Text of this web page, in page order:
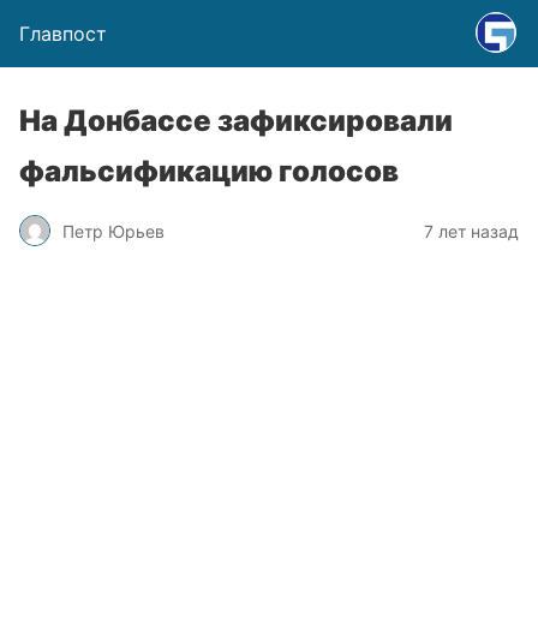
Главпост
На Донбассе зафиксировали
фальсификацию голосов
Петр Юрьев 7 лет назад